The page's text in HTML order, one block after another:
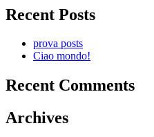
Recent Posts
prova posts
Ciao mondo!
Recent Comments
Archives